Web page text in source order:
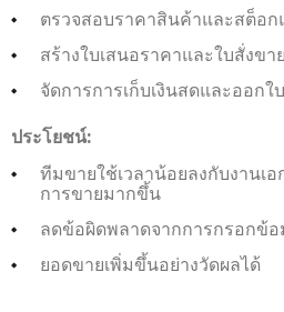
ตรวจสอบราคาสินค้าและสต็อก
สร้างใบเสนอราคาและใบสั่งข
จัดการการเก็บเงินสดและออกใ
ประโยชน์:
ทีมขายใช้เวลาน้อยลงกับงานเ
การขายมากขึ้น
ลดข้อผิดพลาดจากการกรอกข้
ยอดขายเพิ่มขึ้นอย่างวัดผลได้